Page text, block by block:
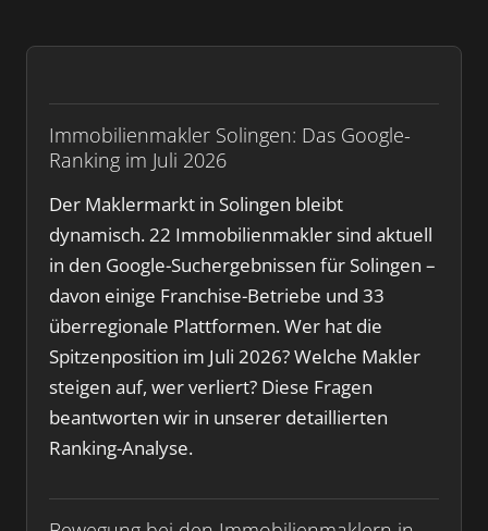
Immobilienmakler Solingen: Das Google-
Ranking im Juli 2026
Der Maklermarkt in Solingen bleibt
dynamisch. 22 Immobilienmakler sind aktuell
in den Google-Suchergebnissen für Solingen –
davon einige Franchise-Betriebe und 33
überregionale Plattformen. Wer hat die
Spitzenposition im Juli 2026? Welche Makler
steigen auf, wer verliert? Diese Fragen
beantworten wir in unserer detaillierten
Ranking-Analyse.